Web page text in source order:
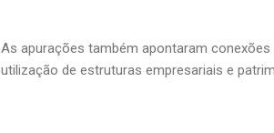
As apurações também apontaram
utilização de estruturas empresariais e